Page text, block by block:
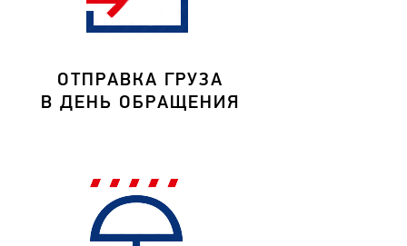
ОТПРАВКА ГРУЗА
В ДЕНЬ ОБРАЩЕНИЯ